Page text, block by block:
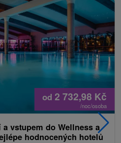
od 2 732,98 Kč
/noc/osoba
vstupem do Wellness a
hodnocených hotelů